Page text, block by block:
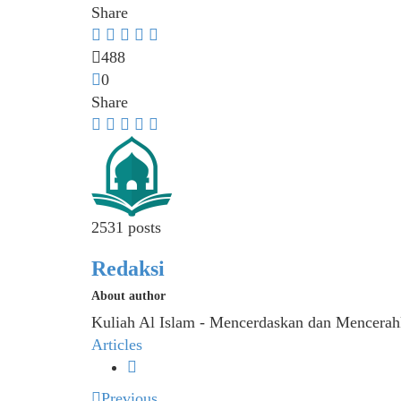
Share
488
0
Share
2531 posts
Redaksi
About author
Kuliah Al Islam - Mencerdaskan dan
Articles